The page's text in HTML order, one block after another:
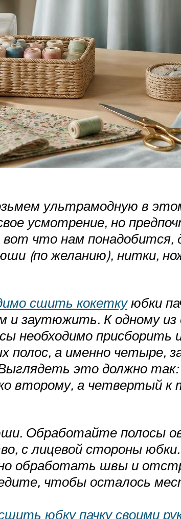
ультрамодную в
усмотрение, но
что нам
(по желанию), нитки,
сшить кокеткуюбки
и заутюжить. К одному
необходимо присборить
полос, а именно четыре,
это должно
второму, а четвертый к
Обработайте полосы
с лицевой стороны
обработать швы и
чтобы осталось
юбку пачку своими